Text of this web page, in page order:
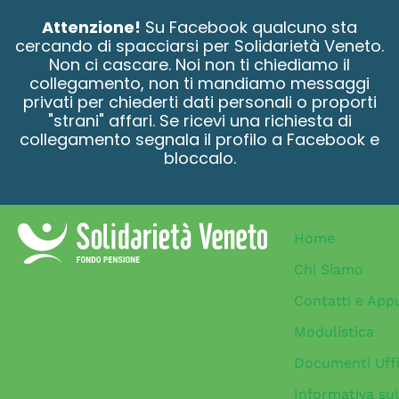
Attenzione! Su Facebook qualcuno sta
cercando di spacciarsi per Solidarietà Veneto.
Non ci cascare. Noi non ti chiediamo il
collegamento, non ti mandiamo messaggi
privati per chiederti dati personali o proporti
"strani" affari. Se ricevi una richiesta di
collegamento segnala il profilo a Facebook e
bloccalo.
Home
Chi Siamo
Contatti e
Modulistica
Documenti
Informativa